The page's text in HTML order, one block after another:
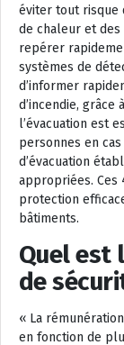
éviter tout risque
de chaleur et
repérer
systèmes de
d’informer
d’incendie, grâce
l’évacuation est
personnes en
d’évacuation
appropriées.
protection
bâtiments.
Quel est
de
« La
en fonction de